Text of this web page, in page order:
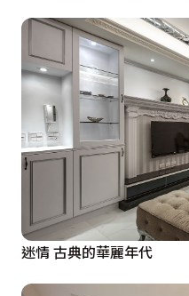
迷情 古典的華麗年代